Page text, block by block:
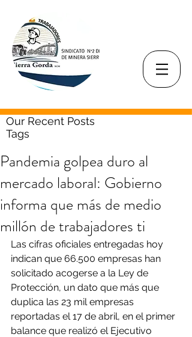
Our Recent Posts
Tags
Pandemia golpea duro al
mercado laboral: Gobierno
informa que más de medio
millón de trabajadores ti
Las cifras oficiales entregadas hoy
indican que 66.500 empresas han
solicitado acogerse a la Ley de
Protección, un dato que más que
duplica las 23 mil empresas
reportadas el 17 de abril, en el primer
balance que realizó el Ejecutivo